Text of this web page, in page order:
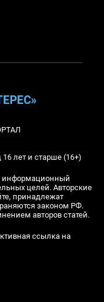
лет и старше (16+)
информационный
целей. Авторские
принадлежат
законом РФ.
авторов статей.
ссылка на